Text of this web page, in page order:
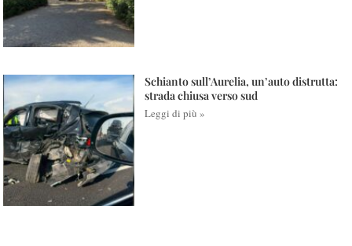
Schianto sull’Aurelia, un’auto distrutta:
strada chiusa verso sud
Leggi di più »